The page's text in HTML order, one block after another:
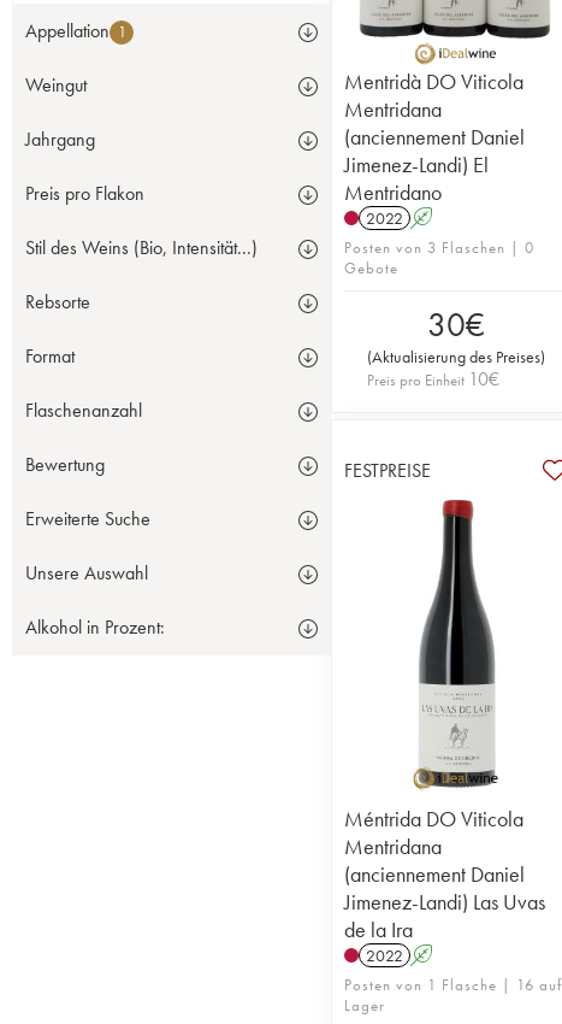
Appellation 1
Weingut
Jahrgang
Preis pro Flakon
Stil des Weins (Bio, Intensität...)
Rebsorte
Format
Flaschenanzahl
Bewertung
Erweiterte Suche
Unsere Auswahl
Alkohol in Prozent:
Mentridà DO Viticola
Mentridana
(anciennement Daniel
Jimenez-Landi) El
Mentridano
2022 A
Posten von 3 Flaschen | 0
Gebote
30€
(Aktualisierung des Preises)
Preis pro Einheit 10€
FESTPREISE
Méntrida DO Viticola
Mentridana
(anciennement Daniel
Jimenez-Landi) Las Uvas
de la Ira
2022 A
Posten von 1 Flasche | 16 auf
Lager